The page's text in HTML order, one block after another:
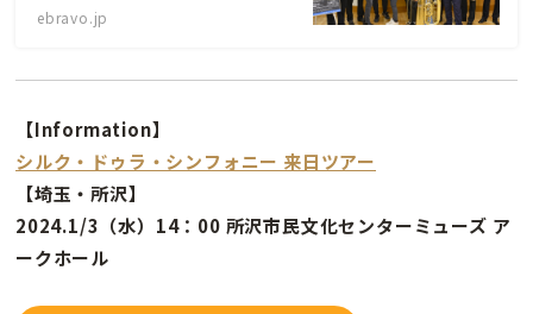
ebravo.jp
【Information】
シルク・ドゥラ・シンフォニー 来日ツアー
【埼玉・所沢】
2024.1/3（水）14：00 所沢市民文化センターミューズ ア
ークホール